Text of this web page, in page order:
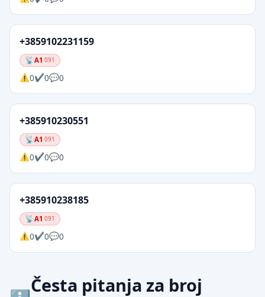
+3859102231159
A1 091
0 0 0
+385910230551
A1 091
0 0 0
+385910238185
A1 091
0 0 0
Česta pitanja za broj